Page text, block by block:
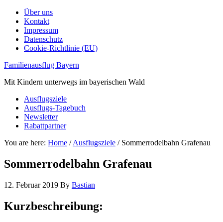
Über uns
Kontakt
Impressum
Datenschutz
Cookie-Richtlinie (EU)
Familienausflug Bayern
Mit Kindern unterwegs im bayerischen Wald
Ausflugsziele
Ausflugs-Tagebuch
Newsletter
Rabattpartner
You are here: Home / Ausflugsziele /Sommerrodelbahn Grafenau
Sommerrodelbahn Grafenau
12. Februar 2019 By Bastian
Kurzbeschreibung: